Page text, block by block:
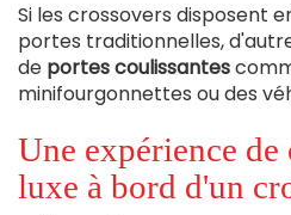
Si les crossovers disposent
portes traditionnelles,
de portes coulissantes
minifourgonnettes ou des
Une expérience de
luxe à bord d'un